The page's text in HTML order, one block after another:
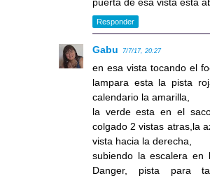
Responder
Gabu 7/7/17, 20:27
en esa vista tocando el
lampara esta la pista
calendario la amarilla,
la verde esta en el
colgado 2 vistas atras,la
vista hacia la derecha,
subiendo la escalera en
Danger, pista para